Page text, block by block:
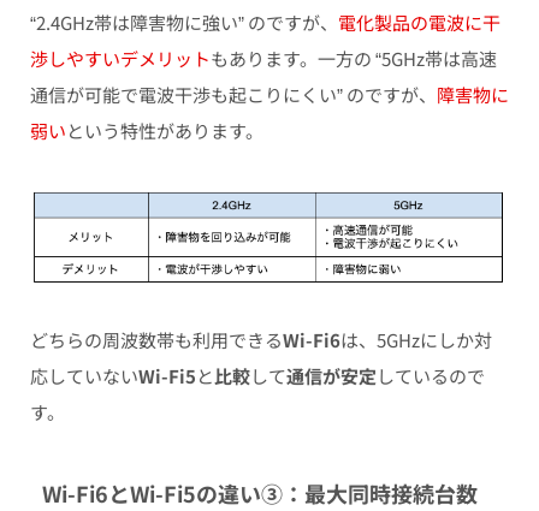
“2.4GHz帯は障害物に強い” のですが、 電化製品の電波に干
渉しやすいデメリットもあります。一方の “5GHz帯は高速
通信が可能で電波干渉も起こりにくい” のですが、 障害物に
弱いという特性があります。
どちらの周波数帯も利用できるWi-Fi6は、 5GHzにしか対
応していないWi-Fi5と比較して通信が安定しているので
す。
Wi-Fi6とWi-Fi5の違い③：最大同時接続台数